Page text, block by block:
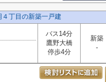
丁目の新築一戸建
バス14分
鷹野大橋
停歩4分
新築
-